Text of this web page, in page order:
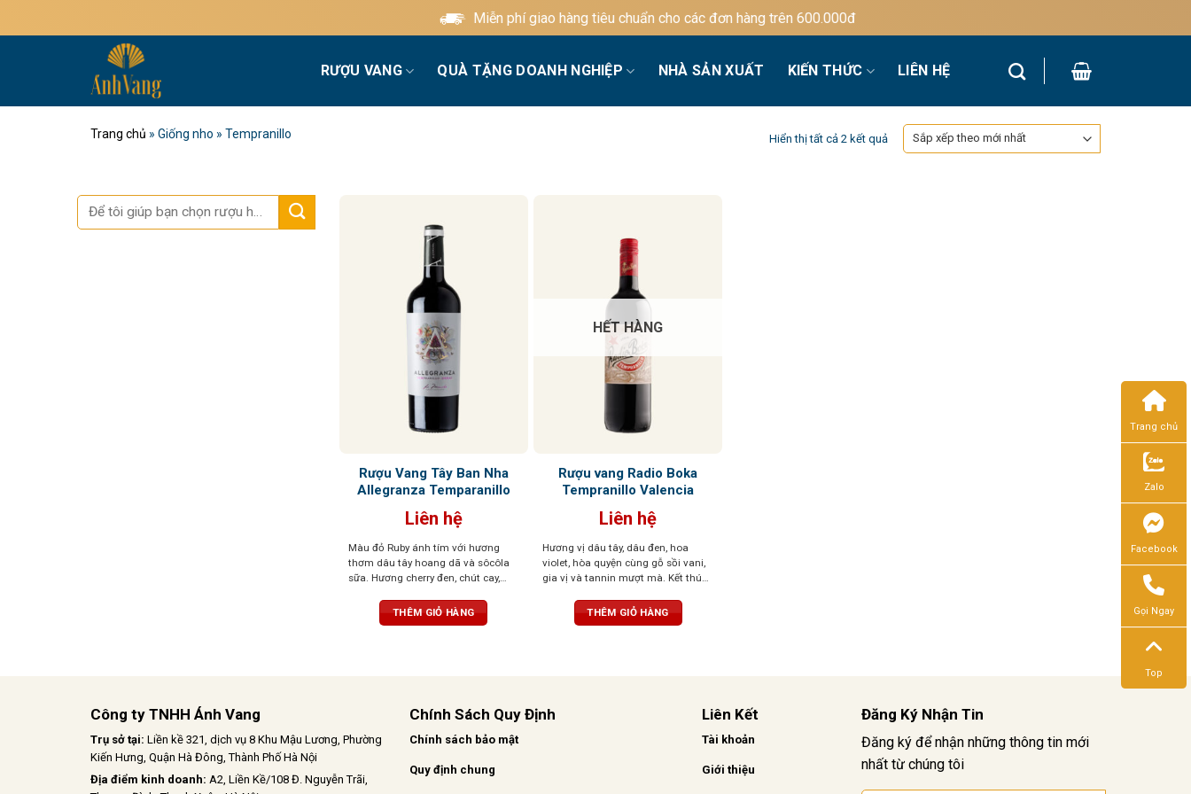
qua
Miễn phí giao hàng tiêu chuẩn cho các đơn hàng trên 600.000đ
RƯỢU VANG QUÀ TẶNG DOANH NGHIỆP NHÀ SẢN XUẤT KIẾN THỨC LIÊN HỆ
Trang chủ » Giống nho » Tempranillo Hiển thị tất cả 2 kết quảĐã
sắp
Tìm
kiếm:
Rượu Vang Tây Ban Nha
Allegranza Temparanillo
Liên hệ
Màu đỏ Ruby ánh tím với hương
thơm dâu tây hoang dã và sôcôla
sữa. Hương cherry đen, chút cay,
THÊM GIỎ HÀNG
HẾT HÀNG
Rượu vang Radio Boka
Tempranillo Valencia
Liên hệ
Hương vị dâu tây, dâu đen, hoa
violet, hòa quyện cùng gỗ sồi vani,
gia vị và tannin mượt mà. Kết thúc
ngọt ngàoTHÊM GIỎ HÀNG
Công ty TNHH Ánh Vang
Trụ sở tại: Liền kề 321, dịch vụ 8 Khu Mậu Lương, Phường
Kiến Hưng, Quận Hà Đông, Thành Phố Hà Nội
Địa điểm kinh doanh: A2, Liền Kề/108 Đ. Nguyễn Trãi,
Chính Sách Quy Định
Chính sách bảo mật
Quy định chung
Liên Kết
Tài khoản
Giới thiệu
Đăng Ký Nhận Tin
Đăng ký để nhận những thông tin mới
nhất từ chúng tôi
Trang chủ
Zalo
Facebook
Gọi Ngay
Top